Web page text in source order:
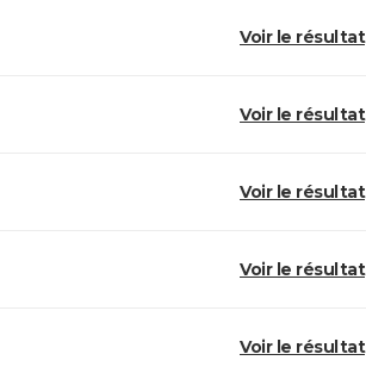
Voir le résultat
Voir le résultat
Voir le résultat
Voir le résultat
Voir le résultat